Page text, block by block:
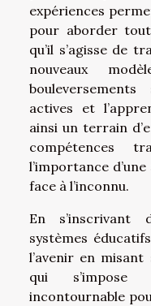
expériences
pour aborder
qu’il s’agisse de
nouveaux
actives et
ainsi un terrain
compétences
l’importance
face à l’inconnu.
En s’inscrivant
systèmes
l’avenir en
qui s’impose
incontournable